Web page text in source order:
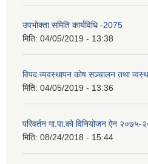
उपभोक्ता समिति कार्यविधि -2075
मिति: 04/05/2019 - 13:38
विपद व्यवस्थापन कोष सञ्चालन तथा
मिति: 04/05/2019 - 13:36
परिवर्तन गा.पा.को विनियोजन ऐन २०७५-
मिति: 08/24/2018 - 15:44